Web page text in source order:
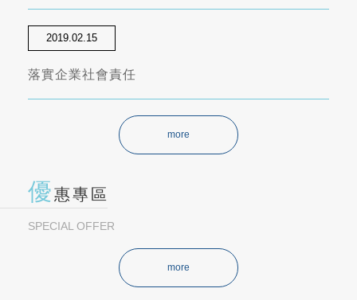
2019.02.15
落實企業社會責任
more
優惠專區
SPECIAL OFFER
more